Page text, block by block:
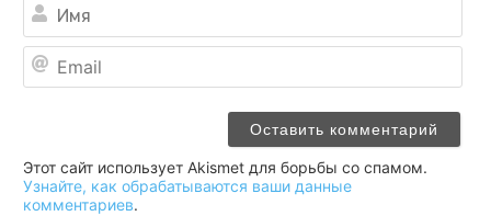
Этот сайт использует Akismet для борьбы со спамом.
Узнайте, как обрабатываются ваши данные
комментариев.